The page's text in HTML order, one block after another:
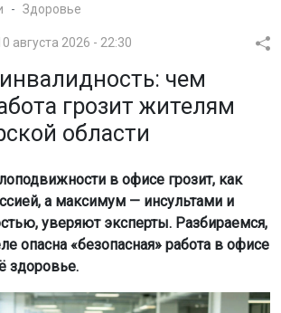
Здоровье
августа 2026 - 22:30
чем
грозит жителям
области
в офисе грозит, как
а максимум — инсультами и
уверяют эксперты. Разбираемся,
опасна «безопасная» работа в офисе
здоровье.